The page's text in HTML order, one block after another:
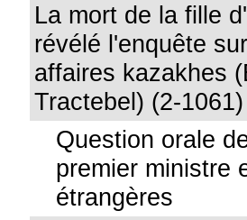
La mort de la fille
révélé l'enquête
affaires kazakhes
Tractebel) (2-1061)
Question orale
premier ministre
étrangères